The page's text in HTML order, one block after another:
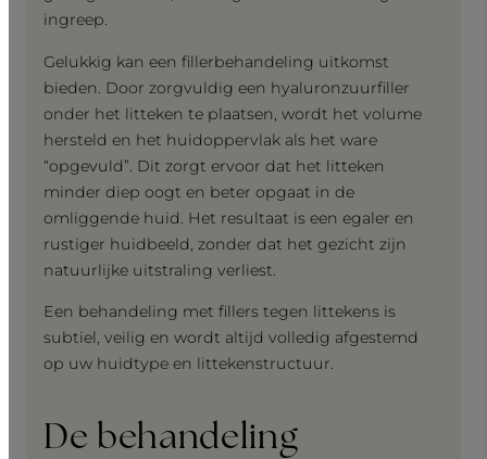
ingreep.
Gelukkig kan een fillerbehandeling uitkomst
bieden. Door zorgvuldig een hyaluronzuurfiller
onder het litteken te plaatsen, wordt het volume
hersteld en het huidoppervlak als het ware
“opgevuld”. Dit zorgt ervoor dat het litteken
minder diep oogt en beter opgaat in de
omliggende huid. Het resultaat is een egaler en
rustiger huidbeeld, zonder dat het gezicht zijn
natuurlijke uitstraling verliest.
Een behandeling met fillers tegen littekens is
subtiel, veilig en wordt altijd volledig afgestemd
op uw huidtype en littekenstructuur.
De behandeling